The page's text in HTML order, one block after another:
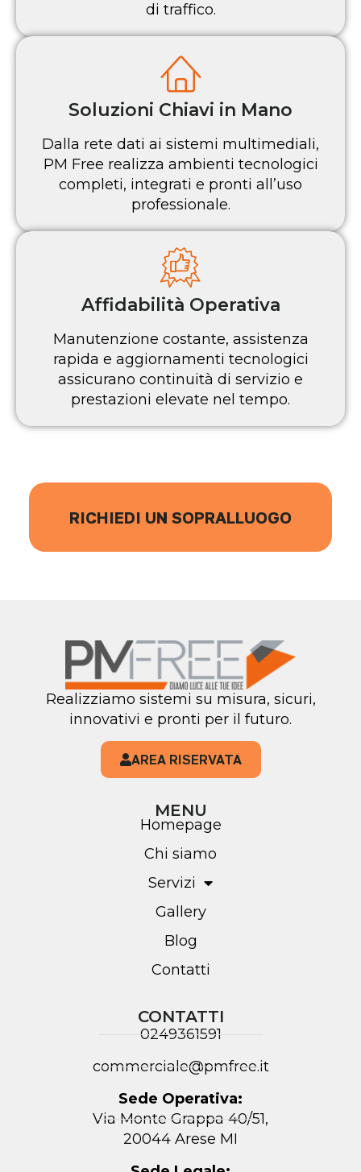
di traffico.
Soluzioni Chiavi in Mano
Dalla rete dati ai sistemi multimediali,
PM Free realizza ambienti tecnologici
completi, integrati e pronti all’uso
professionale.
Affidabilità Operativa
Manutenzione costante, assistenza
rapida e aggiornamenti tecnologici
assicurano continuità di servizio e
prestazioni elevate nel tempo.
RICHIEDI UN SOPRALLUOGO
Realizziamo sistemi su misura, sicuri,
innovativi e pronti per il futuro.
AREA RISERVATA
MENU
Homepage
Chi siamo
Servizi
Gallery
Blog
Contatti
CONTATTI
0249361591
commerciale@pmfree.it
Sede Operativa:
Via Monte Grappa 40/51,
20044 Arese MI